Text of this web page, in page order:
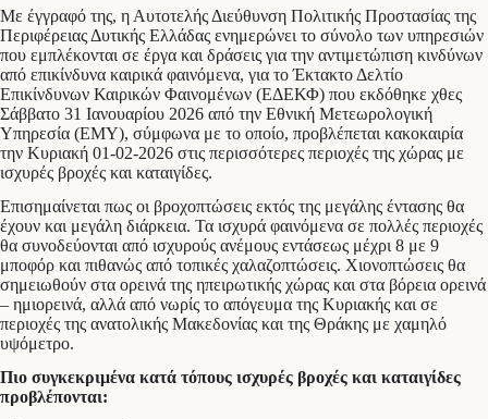
Με έγγραφό της, η Αυτοτελής Διεύθυνση Πολιτικής Προστασίας της
Περιφέρειας Δυτικής Ελλάδας ενημερώνει το σύνολο των υπηρεσιών
που εμπλέκονται σε έργα και δράσεις για την αντιμετώπιση κινδύνων
από επικίνδυνα καιρικά φαινόμενα, για το Έκτακτο Δελτίο
Επικίνδυνων Καιρικών Φαινομένων (ΕΔΕΚΦ) που εκδόθηκε χθες
Σάββατο 31 Ιανουαρίου 2026 από την Εθνική Μετεωρολογική
Υπηρεσία (ΕΜΥ), σύμφωνα με το οποίο, προβλέπεται κακοκαιρία
την Κυριακή 01-02-2026 στις περισσότερες περιοχές της χώρας με
ισχυρές βροχές και καταιγίδες.
Επισημαίνεται πως οι βροχοπτώσεις εκτός της μεγάλης έντασης θα
έχουν και μεγάλη διάρκεια. Τα ισχυρά φαινόμενα σε πολλές περιοχές
θα συνοδεύονται από ισχυρούς ανέμους εντάσεως μέχρι 8 με 9
μποφόρ και πιθανώς από τοπικές χαλαζοπτώσεις. Χιονοπτώσεις θα
σημειωθούν στα ορεινά της ηπειρωτικής χώρας και στα βόρεια ορεινά
– ημιορεινά, αλλά από νωρίς το απόγευμα της Κυριακής και σε
περιοχές της ανατολικής Μακεδονίας και της Θράκης με χαμηλό
υψόμετρο.
Πιο συγκεκριμένα κατά τόπους ισχυρές βροχές και καταιγίδες
προβλέπονται: